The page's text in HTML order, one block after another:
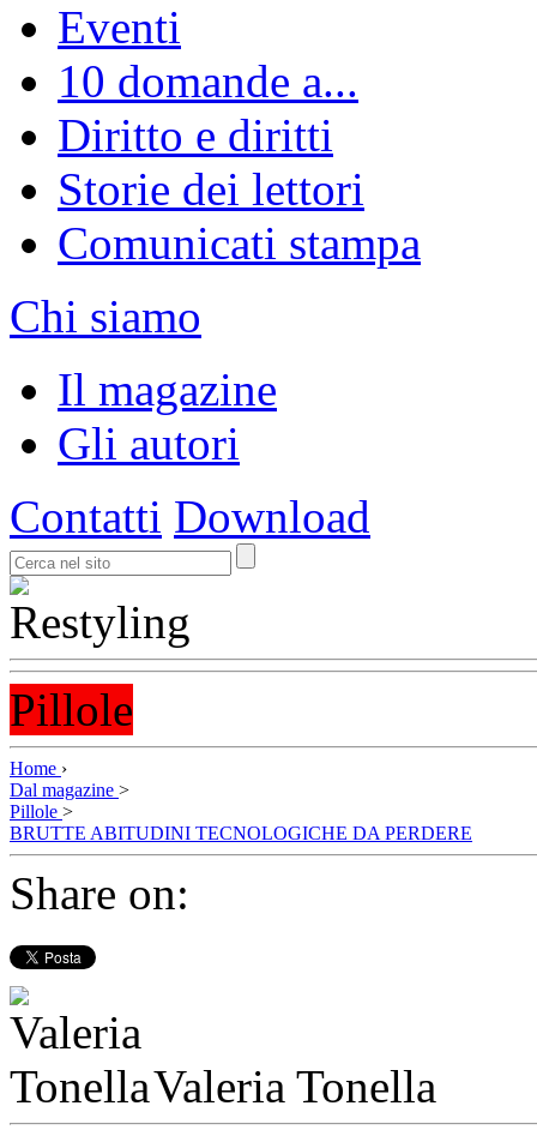
Eventi
10 domande a...
Diritto e diritti
Storie dei lettori
Comunicati stampa
Chi siamo
Il magazine
Gli autori
Contatti Download
Pillole
Home ›
Dal magazine >
Pillole >
BRUTTE ABITUDINI TECNOLOGICHE DA PERDERE
Share on:
Valeria Tonella